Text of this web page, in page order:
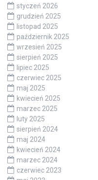
styczeń 2026
grudzień 2025
listopad 2025
październik 2025
wrzesień 2025
sierpień 2025
lipiec 2025
czerwiec 2025
maj 2025
kwiecień 2025
marzec 2025
luty 2025
sierpień 2024
maj 2024
kwiecień 2024
marzec 2024
czerwiec 2023